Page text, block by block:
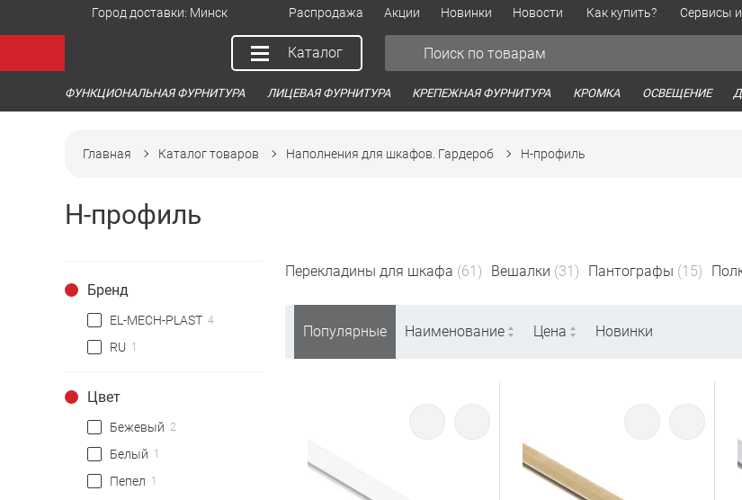
Город доставки: Минск Распродажа Акции Новинки Новости Как купить? Сервисы
Каталог
ФУНКЦИОНАЛЬНАЯ ФУРНИТУРА ЛИЦЕВАЯ ФУРНИТУРА КРЕПЕЖНАЯ ФУРНИТУРА КРОМКА ОСВЕЩЕНИЕ
Главная Каталог товаров Наполнения для шкафов. Гардероб Н-профиль
Н-профиль
Бренд
EL-MECH-PLAST 4
RU 1
Цвет
Бежевый 2
Белый 1
Пепел 1
Перекладины для шкафа (61) Вешалки (31) Пантографы (15)
Популярные Наименование Цена Новинки